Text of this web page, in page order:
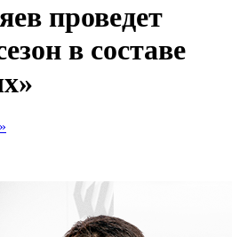
проведет
в составе